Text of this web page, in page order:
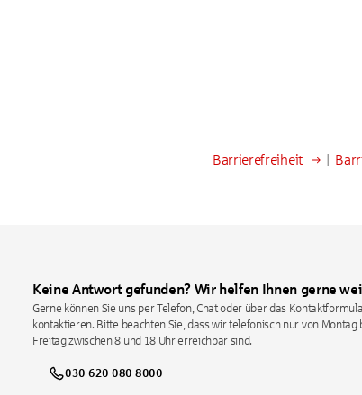
Barrierefreiheit
Keine Antwort gefunden? Wir helfen Ihnen gerne
Gerne können Sie uns per Telefon, Chat oder über das
kontaktieren. Bitte beachten Sie, dass wir telefonisch nur von Montag
Freitag zwischen 8 und 18 Uhr erreichbar sind.
030 620 080 8000